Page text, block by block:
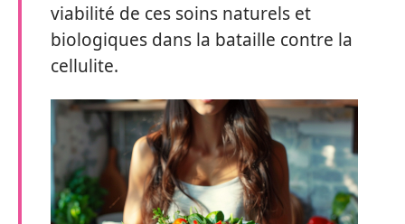
viabilité de ces soins naturels et
biologiques dans la bataille contre la
cellulite.